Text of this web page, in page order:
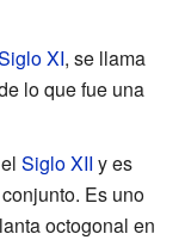
XI, se llama
lo que fue una
Siglo XII y es
Es uno
octogonal en